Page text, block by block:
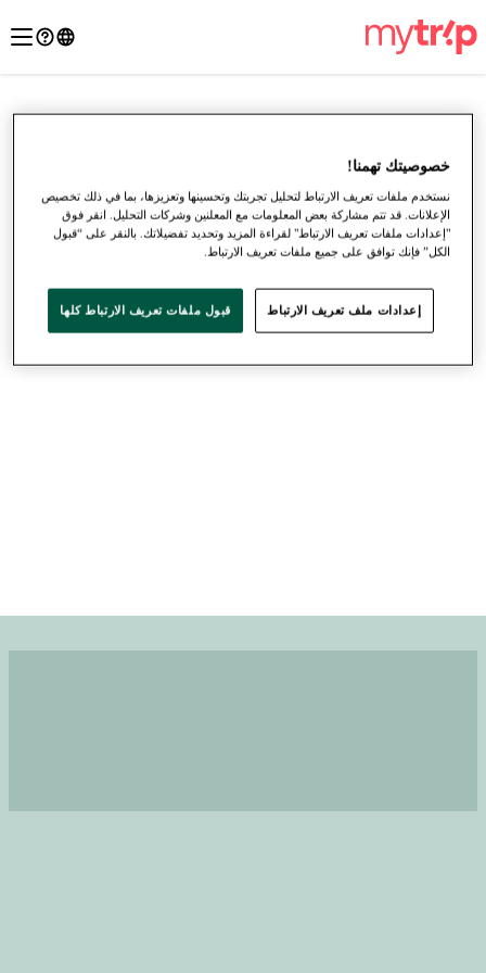
●
●
●
خصوصيتك تهمنا!
نستخدم ملفات تعريف الارتباط لتحليل تجربتك وتحسينها وتعزيزها، بما في ذلك تخصيص
الإعلانات. قد تتم مشاركة بعض المعلومات مع المعلنين وشركات التحليل. انقر فوق
"إعدادات ملفات تعريف الارتباط" لقراءة المزيد وتحديد تفضيلاتك. بالنقر على “قبول
الكل” فإنك توافق على جميع ملفات تعريف الارتباط.
إعدادات ملف تعريف الارتباط قبول ملفات تعريف الارتباط كلها